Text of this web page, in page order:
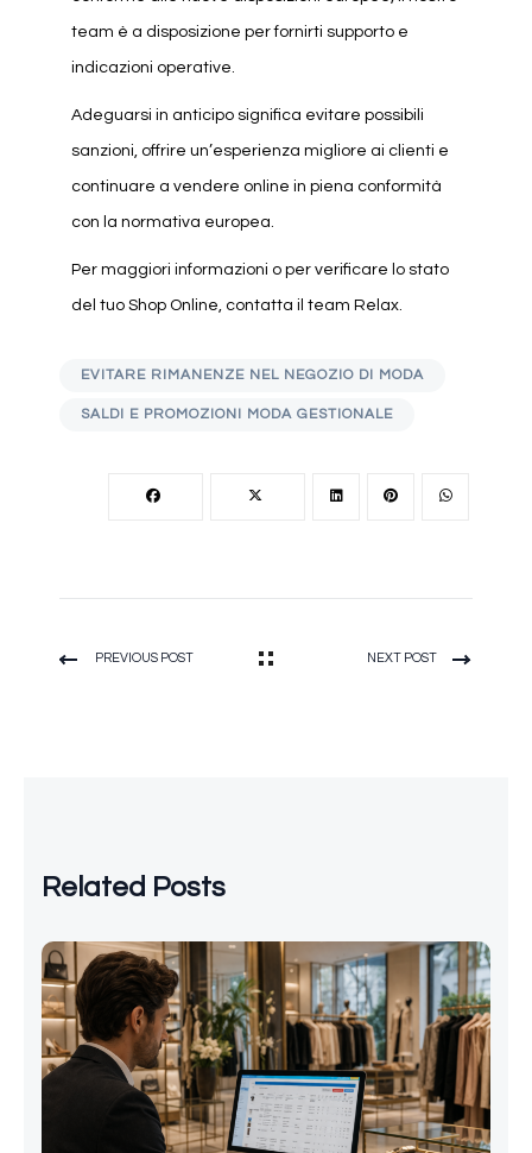
team è a disposizione per fornirti supporto e
indicazioni operative.
Adeguarsi in anticipo significa evitare possibili
sanzioni, offrire un’esperienza migliore ai clienti e
continuare a vendere online in piena conformità
con la normativa europea.
Per maggiori informazioni o per verificare lo stato
del tuo Shop Online, contatta il team Relax.
EVITARE RIMANENZE NEL NEGOZIO DI MODA
SALDI E PROMOZIONI MODA GESTIONALE
PREVIOUS POST NEXT POST
Related Posts